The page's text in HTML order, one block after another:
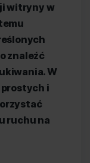
witryny w
znaleźć
W
i
ruchu na